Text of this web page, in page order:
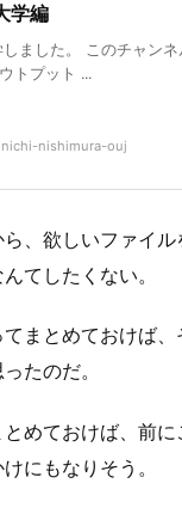
学編
ました。 このチャンネ
トプット ...
nishimura-ouj
、欲しいファイ
てしたくない。
まとめておけば
たのだ。
めておけば、前
にもなりそう。